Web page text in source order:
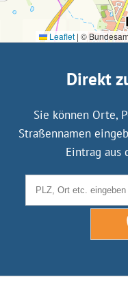
Leaflet | ©
Direkt
Sie können Orte,
Straßennamen
Eintrag aus